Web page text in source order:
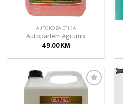
AUTOKOZMETIKA
Autoparfem Agrumix
49,00KM
Add to
wishlist